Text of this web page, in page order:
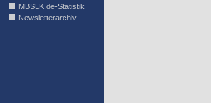
MBSLK.de-Statistik
Newsletterarchiv